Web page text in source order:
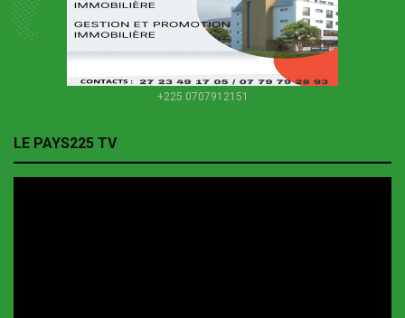
+225 0707912151
LE PAYS225 TV